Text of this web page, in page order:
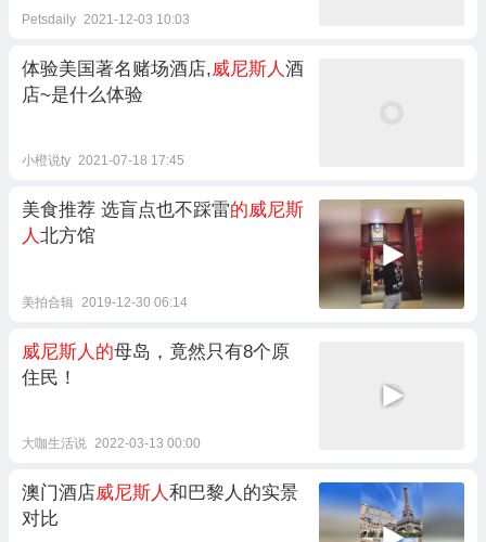
Petsdaily 2021-12-03 10:03
体验美国著名赌场酒店,威尼斯人 酒
店~是什么体验
小橙说ty 2021-07-18 17:45
美食推荐 选盲点也不踩雷的威尼斯
人北方馆
美拍合辑 2019-12-30 06:14
威尼斯人的母岛，竟然只有8个原
住民！
大咖生活说 2022-03-13 00:00
澳门酒店威尼斯人和巴黎人的实景
对比